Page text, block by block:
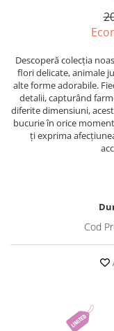
Second Breakfast
White Sensation
Descoperă colecția
flori delicate, animale
alte forme adorabile.
detalii, capturând
diferite dimensiuni,
bucurie în orice
ți exprima
Cod